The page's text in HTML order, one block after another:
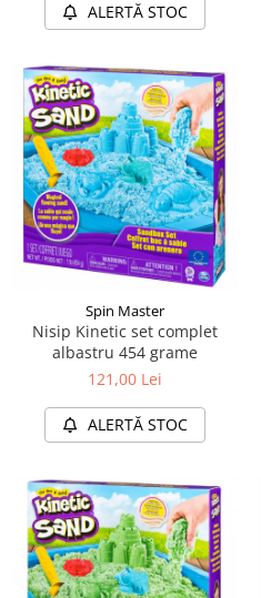
ALERTĂ STOC
Spin Master
Nisip Kinetic set complet
albastru 454 grame
121,00 Lei
ALERTĂ STOC